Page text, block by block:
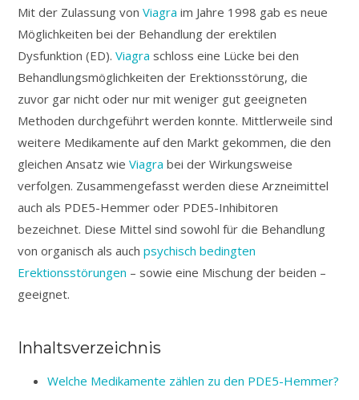
Mit der Zulassung von Viagra im Jahre 1998 gab es neue
Möglichkeiten bei der Behandlung der erektilen
Dysfunktion (ED). Viagra schloss eine Lücke bei den
Behandlungsmöglichkeiten der Erektionsstörung, die
zuvor gar nicht oder nur mit weniger gut geeigneten
Methoden durchgeführt werden konnte. Mittlerweile sind
weitere Medikamente auf den Markt gekommen, die den
gleichen Ansatz wie Viagra bei der Wirkungsweise
verfolgen. Zusammengefasst werden diese Arzneimittel
auch als PDE5-Hemmer oder PDE5-Inhibitoren
bezeichnet. Diese Mittel sind sowohl für die Behandlung
von organisch als auch psychisch bedingten
Erektionsstörungen – sowie eine Mischung der beiden –
geeignet.
Inhaltsverzeichnis
Welche Medikamente zählen zu den PDE5-Hemmer?